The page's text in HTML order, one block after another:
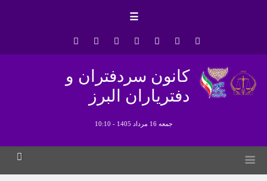
☰
کانون سردفتران و
دفتریاران البرز
جمعه 16 مرداد 1405 - 10:10